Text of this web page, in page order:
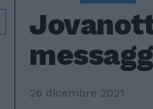
26 dicembre 2021